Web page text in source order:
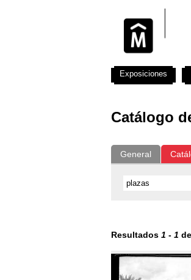
Catálogo
General
Resultados 1 - 1 de
Exposiciones